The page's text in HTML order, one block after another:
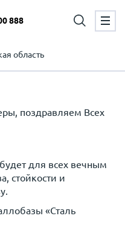
область
888
поздравляем Всех
для всех вечным
стойкости и
«Сталь